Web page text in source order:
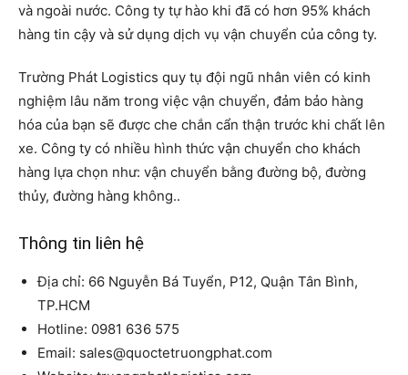
và ngoài nước. Công ty tự hào khi đã có hơn 95% khách
hàng tin cậy và sử dụng dịch vụ vận chuyển của công ty.
Trường Phát Logistics quy tụ đội ngũ nhân viên có kinh
nghiệm lâu năm trong việc vận chuyển, đảm bảo hàng
hóa của bạn sẽ được che chắn cẩn thận trước khi chất lên
xe. Công ty có nhiều hình thức vận chuyển cho khách
hàng lựa chọn như: vận chuyển bằng đường bộ, đường
thủy, đường hàng không..
Thông tin liên hệ
Địa chỉ: 66 Nguyễn Bá Tuyển, P12, Quận Tân Bình,
TP.HCM
Hotline: 0981 636 575
Email: sales@quoctetruongphat.com